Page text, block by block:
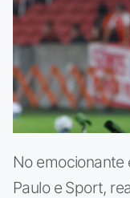
No emocionante
Paulo e Sport,